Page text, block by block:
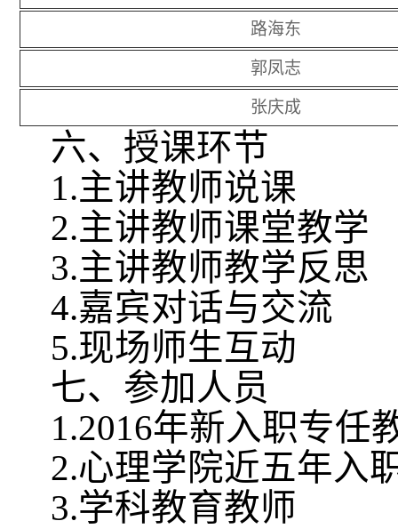
路海东
郭凤志
张庆成
六、授课环节
1.主讲教师说课
2.主讲教师课堂教学
3.主讲教师教学反思
4.嘉宾对话与交流
5.现场师生互动
七、参加人员
1.2016年新入职专任
2.心理学院近五年入
3.学科教育教师